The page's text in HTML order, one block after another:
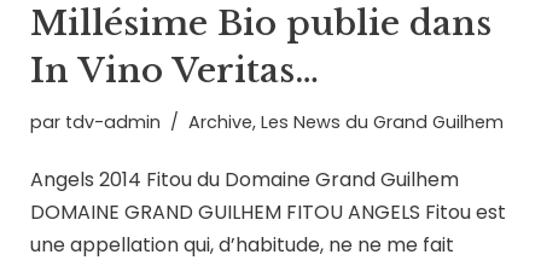
Millésime Bio publie dans
In Vino Veritas…
par tdv-admin Archive, Les News du Grand Guilhem
Angels 2014 Fitou du Domaine Grand Guilhem
DOMAINE GRAND GUILHEM FITOU ANGELS Fitou est
une appellation qui, d’habitude, ne ne me fait